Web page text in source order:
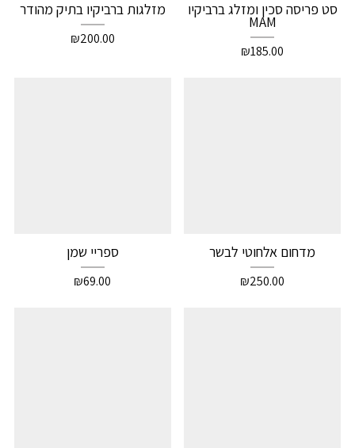
סט פריסה סכין ומזלג ברביקיו
MAM
₪185.00
מזלגות ברביקיו בתיק מהודר
₪200.00
מדחום אלחוטי לבשר
₪250.00
ספריי שמן
₪69.00